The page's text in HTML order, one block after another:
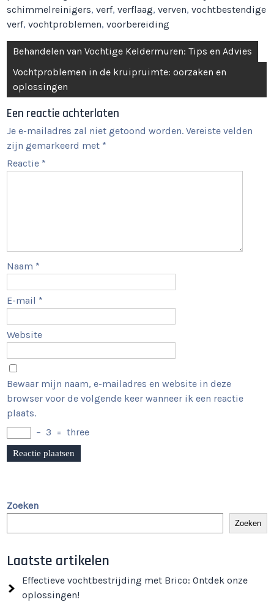
schimmelreinigers,verf,verflaag,verven,vochtbestendige
verf,vochtproblemen,voorbereiding
Berichtnavigatie
Behandelen van Vochtige Keldermuren: Tips en Advies
Vochtproblemen in de kruipruimte: oorzaken en
oplossingen
Een reactie achterlaten
Je e-mailadres zal niet getoond worden. Vereiste velden
zijn gemarkeerd met *
Reactie *
Naam *
E-mail *
Website
Bewaar mijn naam, e-mailadres en website in deze
browser voor de volgende keer wanneer ik een reactie
plaats.
− 3 = three
Zoeken
Zoeken
Laatste artikelen
Effectieve vochtbestrijding met Brico: Ontdek onze
oplossingen!